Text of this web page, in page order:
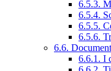
6.5.3.
6.5.4.
6.5.5.
6.5.6.
6.6.
6.6.1. I